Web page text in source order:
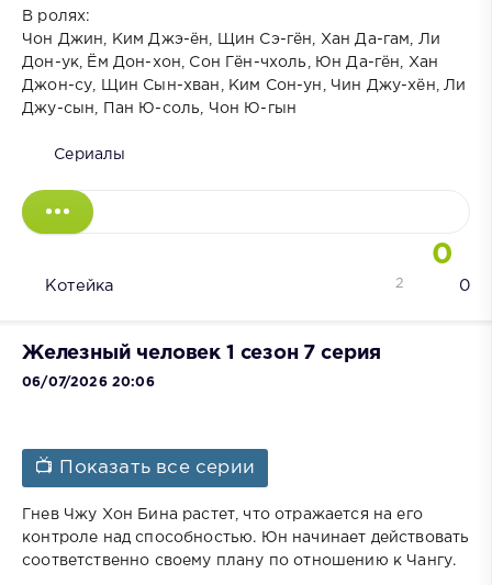
В ролях:
Чон Джин, Ким Джэ-ён, Щин Сэ-гён, Хан Да-гам, Ли
Дон-ук, Ём Дон-хон, Сон Гён-чхоль, Юн Да-гён, Хан
Джон-су, Щин Сын-хван, Ким Сон-ун, Чин Джу-хён, Ли
Джу-сын, Пан Ю-соль, Чон Ю-гын
Сериалы
0
Котейка 0
2
Железный человек 1 сезон 7 серия
06/07/2026 20:06
📺 Показать все серии
Гнев Чжу Хон Бина растет, что отражается на его
контроле над способностью. Юн начинает действовать
соответственно своему плану по отношению к Чангу.